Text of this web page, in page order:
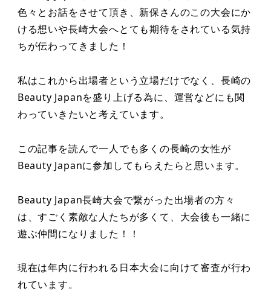
色々とお話をさせて頂き、新保さんのこの大会にか
ける想いや長崎大会へとても期待をされている気持
ちが伝わってきました！
私はこれから出場者という立場だけでなく、長崎の
Beauty Japanを盛り上げる為に、運営などにも関
わっていきたいと考えています。
この記事を読んで一人でも多くの長崎の女性が
Beauty Japanに参加してもらえたらと思います。
Beauty Japan長崎大会で繋がった出場者の方々
は、すごく素敵な人たちが多くて、大会後も一緒に
遊ぶ仲間になりました！！
現在は年内に行われる日本大会に向けて審査が行わ
れています。